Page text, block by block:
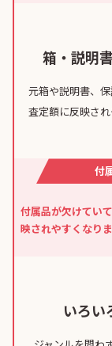
箱・説明
元箱や説明書、
査定額に反映さ
付
付属品が欠けてい
映されやすくなりま
いろい